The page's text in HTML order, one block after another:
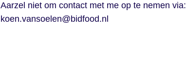
Aarzel niet om contact met me op te nemen via:
koen.vansoelen@bidfood.nl